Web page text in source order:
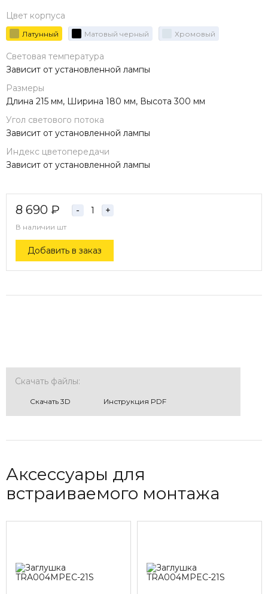
Цвет корпуса
Латунный Матовый черный Хромовый
Световая температура
Зависит от установленной лампы
Размеры
Длина 215 мм, Ширина 180 мм, Высота 300 мм
Угол светового потока
Зависит от установленной лампы
Индекс цветопередачи
Зависит от установленной лампы
8 690 ₽ - +
В наличии шт
Добавить в заказ
Скачать файлы:
Cкачать 3D Инструкция PDF
Аксессуары для
встраиваемого монтажа